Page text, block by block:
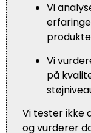
Vi
Vi
på
Vi tester ikke
og vurderer